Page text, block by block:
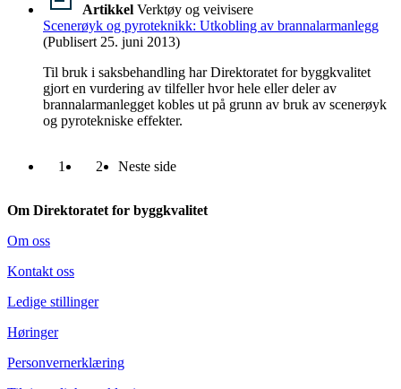
Artikkel Verktøy og veivisere
Scenerøyk og pyroteknikk: Utkobling av brannalarmanlegg
(Publisert 25. juni 2013)
Til bruk i saksbehandling har Direktoratet for byggkvalitet
gjort en vurdering av tilfeller hvor hele eller deler av
brannalarmanlegget kobles ut på grunn av bruk av scenerøyk
og pyrotekniske effekter.
1 2 Neste side
Om Direktoratet for byggkvalitet
Om oss
Kontakt oss
Ledige stillinger
Høringer
Personvernerklæring